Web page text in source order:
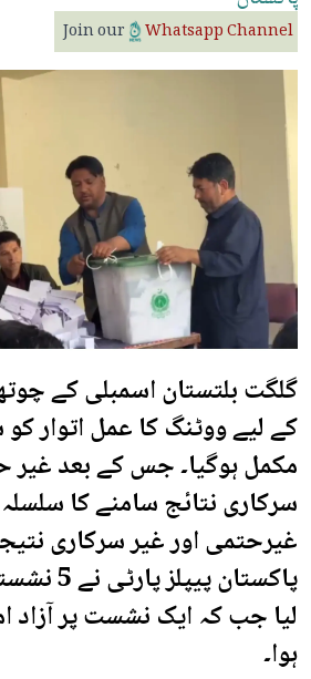
Join our Whatsapp Channel
گلگت بلتستان اسمبلی کے
کے لیے ووٹنگ کا عمل اتوار
مکمل ہوگیا۔ جس کے بعد غیر
سرکاری نتائج سامنے کا
غیرحتمی اور غیر سرکاری
پاکستان
لیا جب کہ ایک نشست پر آزاد
ہوا۔